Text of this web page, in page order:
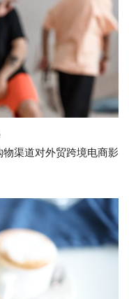
渠道对外贸跨境电商影